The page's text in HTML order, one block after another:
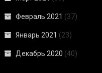
Февраль 2021 (37)
Январь 2021 (23)
Декабрь 2020 (40)